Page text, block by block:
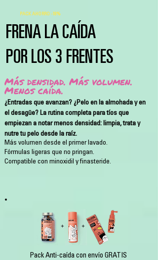
FRENA LA CAÍDA
POR LOS 3 FRENTES
Más densidad. Más volumen.
Menos caída.
¿Entradas que avanzan? ¿Pelo en la almohada y en
el desagüe? La rutina completa para tíos que
empiezan a notar menos densidad: limpia, trata y
nutre tu pelo desde la raíz.
Más volumen desde el primer lavado.
Fórmulas ligeras que no pringan.
Compatible con minoxidil y finasteride.
PACK AHORRO -18%
Pack Anti-caída con envío GRATIS